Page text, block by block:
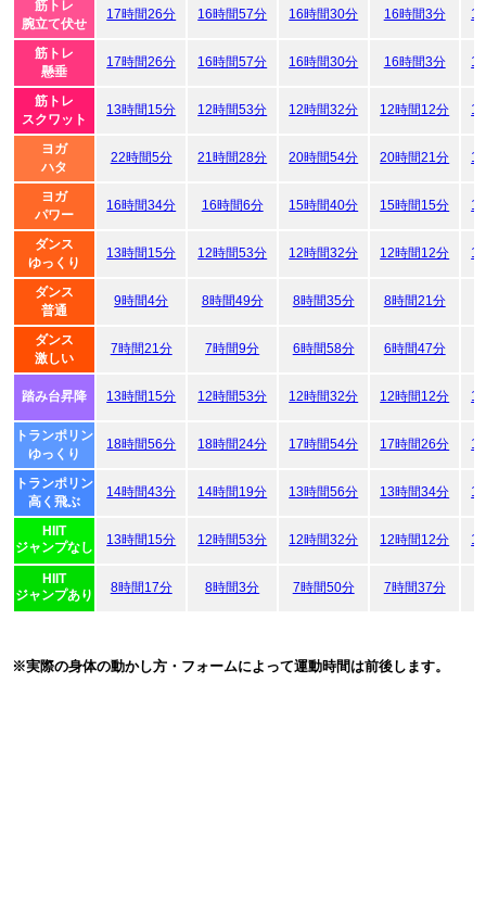
筋トレ
腕立て伏せ
17時間26分 16時間57分 16時間30分 16時間3分
筋トレ
懸垂
17時間26分 16時間57分 16時間30分 16時間3分
筋トレ
スクワット
13時間15分 12時間53分 12時間32分 12時間12分
ヨガ
ハタ
22時間5分 21時間28分 20時間54分 20時間21分
ヨガ
パワー
16時間34分 16時間6分 15時間40分 15時間15分
ダンス
ゆっくり
13時間15分 12時間53分 12時間32分 12時間12分
ダンス
普通
9時間4分 8時間49分 8時間35分 8時間21分
ダンス
激しい
7時間21分 7時間9分 6時間58分 6時間47分
踏み台昇降 13時間15分 12時間53分 12時間32分 12時間12分
トランポリン
ゆっくり
18時間56分 18時間24分 17時間54分 17時間26分
トランポリン
高く飛ぶ
14時間43分 14時間19分 13時間56分 13時間34分
HIIT
ジャンプなし
13時間15分 12時間53分 12時間32分 12時間12分
HIIT
ジャンプあり
8時間17分 8時間3分 7時間50分 7時間37分
※実際の身体の動かし方・フォームによって運動時間は前後します。